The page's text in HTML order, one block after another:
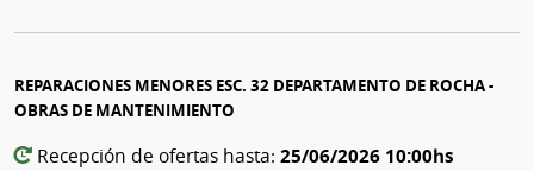
REPARACIONES MENORES ESC. 32 DEPARTAMENTO DE ROCHA -
OBRAS DE MANTENIMIENTO
Recepción de ofertas hasta: 25/06/2026 10:00hs